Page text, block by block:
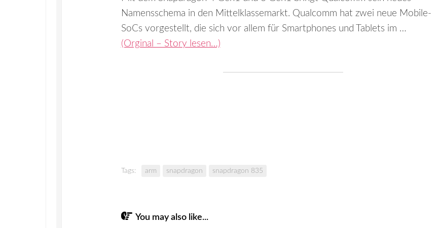
Namensschema in den Mittelklassemarkt. Qualcomm hat zwei neue Mobile-
SoCs vorgestellt, die sich vor allem für Smartphones und Tablets im …
(Orginal – Story lesen…)
Tags: arm snapdragon snapdragon 835
You may also like...